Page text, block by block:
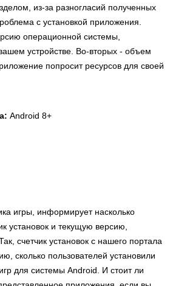
из-за разногласий полученных
с установкой приложения.
операционной системы,
устройстве. Во-вторых - объем
попросит ресурсов для своей
Android 8+
игры, информирует насколько
установок и текущую версию,
счетчик установок с нашего портала
сколько пользователей установили
для системы Android. И стоит ли